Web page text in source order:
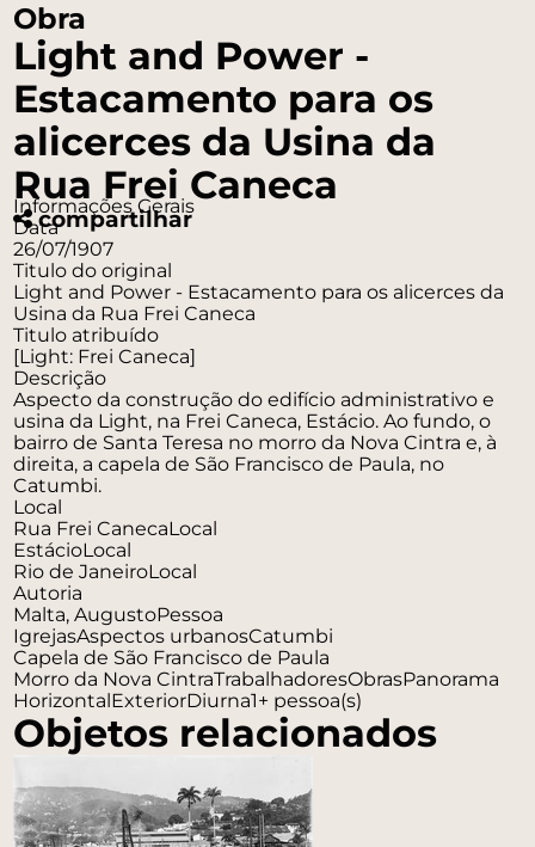
Obra
Light and Power -
Estacamento para os
alicerces da Usina da
Rua Frei Caneca
compartilhar
Informações Gerais
Data
26/07/1907
Titulo do original
Light and Power - Estacamento para os alicerces da
Usina da Rua Frei Caneca
Titulo atribuído
[Light: Frei Caneca]
Descrição
Aspecto da construção do edifício administrativo e
usina da Light, na Frei Caneca, Estácio. Ao fundo, o
bairro de Santa Teresa no morro da Nova Cintra e, à
direita, a capela de São Francisco de Paula, no
Catumbi.
Local
Rua Frei CanecaLocal
EstácioLocal
Rio de JaneiroLocal
Autoria
Malta, AugustoPessoa
IgrejasAspectos urbanosCatumbi
Capela de São Francisco de Paula
Morro da Nova CintraTrabalhadoresObrasPanorama
HorizontalExteriorDiurna1+ pessoa(s)
Objetos relacionados